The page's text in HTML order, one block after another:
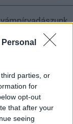
parties, or
for
opt-out
that after your
seeing
elsajátított
el. Ez azért
éljük át a
kezdéskor